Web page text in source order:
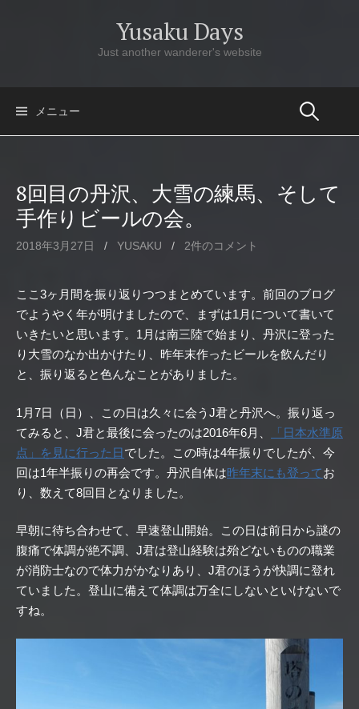
Yusaku Days
Just another wanderer's website
メニュー
8回目の丹沢、大雪の練馬、そして
手作りビールの会。
2018年3月27日 / YUSAKU / 2件のコメント
ここ3ヶ月間を振り返りつつまとめています。前回のブログ
でようやく年が明けましたので、まずは1月について書いて
いきたいと思います。1月は南三陸で始まり、丹沢に登った
り大雪のなか出かけたり、昨年末作ったビールを飲んだり
と、振り返ると色んなことがありました。
1月7日（日）、この日は久々に会うJ君と丹沢へ。振り返っ
てみると、J君と最後に会ったのは2016年6月、
「日本水準原
点」を見に行った日 でした。この時は4年振りでしたが、今
回は1年半振りの再会です。丹沢自体は昨年末にも登ってお
り、数えて8回目となりました。
早朝に待ち合わせて、早速登山開始。この日は前日から謎の
腹痛で体調が絶不調、J君は登山経験は殆どないものの職業
が消防士なので体力がかなりあり、J君のほうが快調に登れ
ていました。登山に備えて体調は万全にしないといけないで
すね。